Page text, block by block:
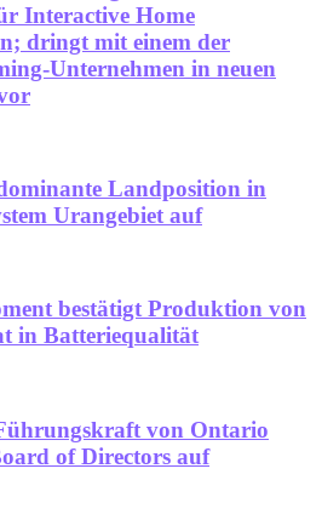
Interactive Home
dringt mit einem der
Unternehmen in neuen
Landposition in
Urangebiet auf
bestätigt Produktion von
in Batteriequalität
von Ontario
of Directors auf